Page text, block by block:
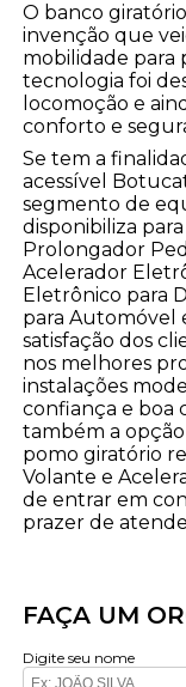
O banco
invenção que
mobilidade para
tecnologia foi
locomoção e
conforto e
Se tem a
acessível
segmento de
disponibiliza
Prolongador
Acelerador
Eletrônico para
para Automóvel
satisfação dos
nos melhores
instalações
confiança e boa
também a
pomo giratório
Volante e
de entrar em
prazer de
FAÇA UM
Digite seu nome